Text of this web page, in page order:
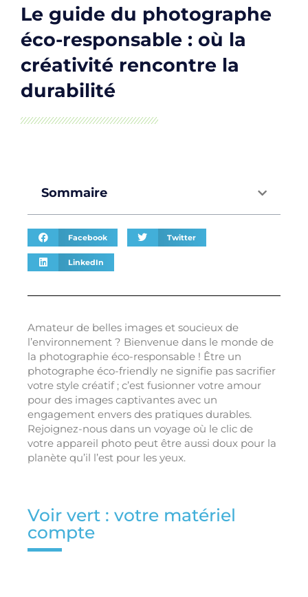
Le guide du photographe
éco-responsable : où la
créativité rencontre la
durabilité
Sommaire
Facebook Twitter
LinkedIn
Amateur de belles images et soucieux de
l’environnement ? Bienvenue dans le monde de
la photographie éco-responsable ! Être un
photographe éco-friendly ne signifie pas sacrifier
votre style créatif ; c’est fusionner votre amour
pour des images captivantes avec un
engagement envers des pratiques durables.
Rejoignez-nous dans un voyage où le clic de
votre appareil photo peut être aussi doux pour la
planète qu’il l’est pour les yeux.
Voir vert : votre matériel
compte